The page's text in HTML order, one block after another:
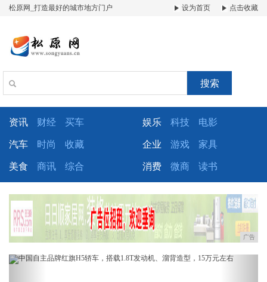
松原网_打造最好的城市地方门户 设为首页 点击收藏
搜索
资讯 财经 买车 娱乐 科技 电影
汽车 时尚 收藏 企业 游戏 家具
美食 商讯 综合 消费 微商 读书
广告
Previous